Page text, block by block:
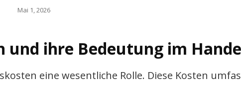
Posted
Mai 1, 2026
und ihre Bedeutung im
eine wesentliche Rolle. Diese Kosten